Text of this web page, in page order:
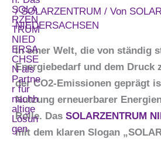
/SOLARZENTRUM / Von
NIEDERSACHSEN
In einer Welt, die von ständig
Energiebedarf und dem Druck
der CO2-Emissionen geprägt
Nutzung erneuerbarer
Rolle. DasSOLARZENTRUM
mit dem klaren Slogan